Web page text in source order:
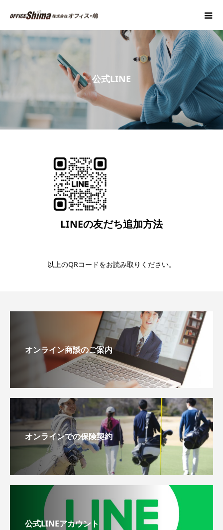
公式LINE
LINEの友だち追加方法
以上のQRコードをお読み取りください。
オンライン商談のご案内
オンラインでの保険契約
公式LINEアカウント